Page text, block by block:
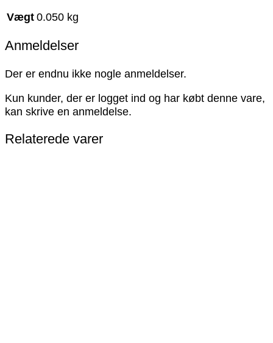
Vægt0.050 kg
Anmeldelser
Der er endnu ikke nogle anmeldelser.
Kun kunder, der er logget ind og har købt denne vare,
kan skrive en anmeldelse.
Relaterede varer